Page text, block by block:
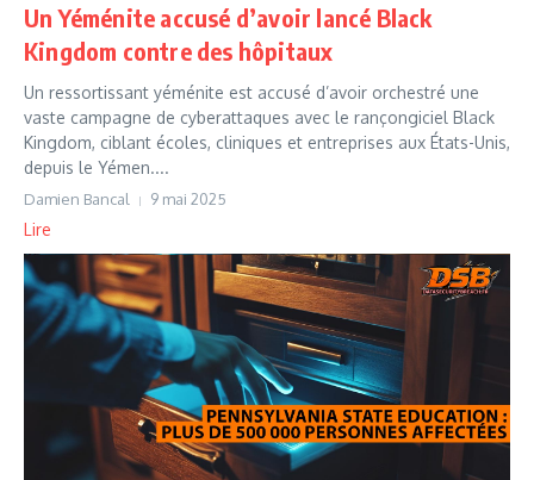
Un Yéménite accusé d’avoir lancé Black
Kingdom contre des hôpitaux
Un ressortissant yéménite est accusé d’avoir orchestré une
vaste campagne de cyberattaques avec le rançongiciel Black
Kingdom, ciblant écoles, cliniques et entreprises aux États-Unis,
depuis le Yémen....
Damien Bancal 9 mai 2025
Lire